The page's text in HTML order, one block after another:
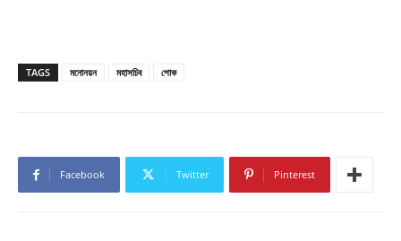
TAGS মনোনয়ন মহাসচিব শোক
Facebook Twitter Pinterest